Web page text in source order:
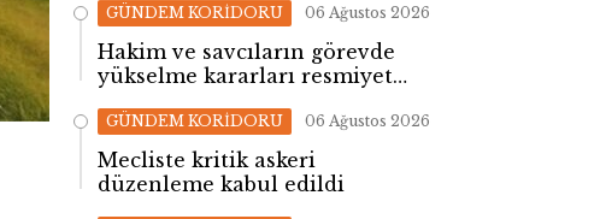
GÜNDEM KORİDORU 06 Ağustos 2026
Hakim ve savcıların görevde
yükselme kararları resmiyet
GÜNDEM KORİDORU 06 Ağustos 2026
Mecliste kritik askeri
düzenleme kabul edildi